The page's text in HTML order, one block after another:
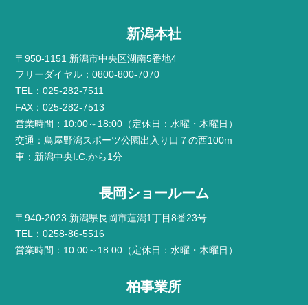
新潟本社
〒950-1151 新潟市中央区湖南5番地4
フリーダイヤル：0800-800-7070
TEL：025-282-7511
FAX：025-282-7513
営業時間：10:00～18:00（定休日：水曜・木曜日）
交通：鳥屋野潟スポーツ公園出入り口７の西100m
車：新潟中央I.C.から1分
長岡ショールーム
〒940-2023 新潟県長岡市蓮潟1丁目8番23号
TEL：0258-86-5516
営業時間：10:00～18:00（定休日：水曜・木曜日）
柏事業所